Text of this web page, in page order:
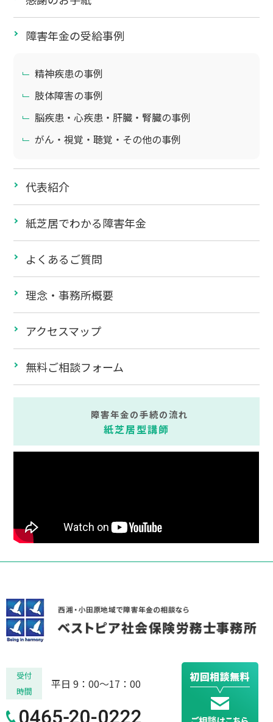
障害年金の受給事例
精神疾患の事例
肢体障害の事例
脳疾患・心疾患・肝臓・腎臓の事例
がん・視覚・聴覚・その他の事例
代表紹介
紙芝居でわかる障害年金
よくあるご質問
理念・事務所概要
アクセスマップ
無料ご相談フォーム
障害年金の手続の流れ
紙芝居型講師
受付
時間
平日 9：00～17：00